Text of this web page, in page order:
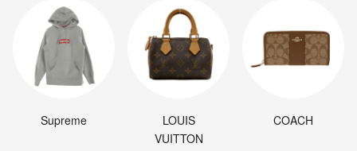
Supreme
LOUIS
VUITTON
COACH